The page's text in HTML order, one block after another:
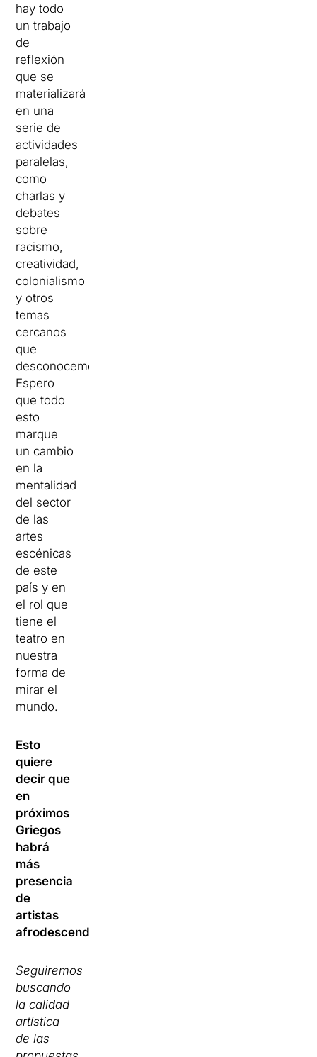
hay todo
un trabajo
de
reflexión
que se
materializará
en una
serie de
actividades
paralelas,
como
charlas y
debates
sobre
racismo,
creatividad,
colonialismo
y otros
temas
cercanos
que
desconocemos.
Espero
que todo
esto
marque
un cambio
en la
mentalidad
del sector
de las
artes
escénicas
de este
país y en
el rol que
tiene el
teatro en
nuestra
forma de
mirar el
mundo.
Esto
quiere
decir que
en
próximos
Griegos
habrá
más
presencia
de
artistas
afrodescendientes?
Seguiremos
buscando
la calidad
artística
de las